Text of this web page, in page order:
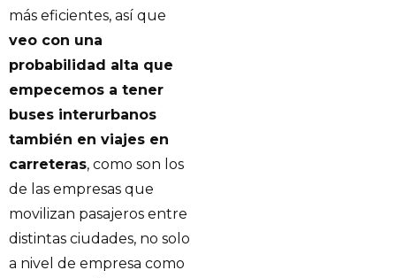
más eficientes, así que
veo con una
probabilidad alta que
empecemos a tener
buses interurbanos
también en viajes en
carreteras, como son los
de las empresas que
movilizan pasajeros entre
distintas ciudades, no solo
a nivel de empresa como